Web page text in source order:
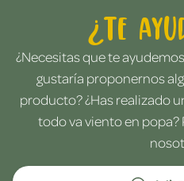
¿Te
¿Necesitas que te
gustaría proponernos
producto? ¿Has realizado
todo va viento en